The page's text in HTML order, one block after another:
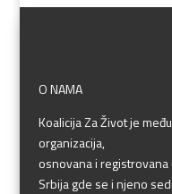
O NAMA
Koalicija Za Život je
organizacija,
osnovana i
Srbija gde se i njeno